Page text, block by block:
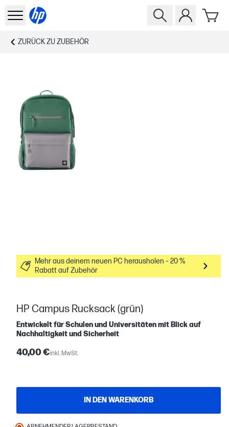
ZURÜCK ZU ZUBEHÖR
Mehr aus deinem neuen PC herausholen – 20 %
Rabatt auf Zubehör
HP Campus Rucksack (grün)
Entwickelt für Schulen und Universitäten mit Blick auf
Nachhaltigkeit und Sicherheit
40,00 €inkl. MwSt.
IN DEN WARENKORB